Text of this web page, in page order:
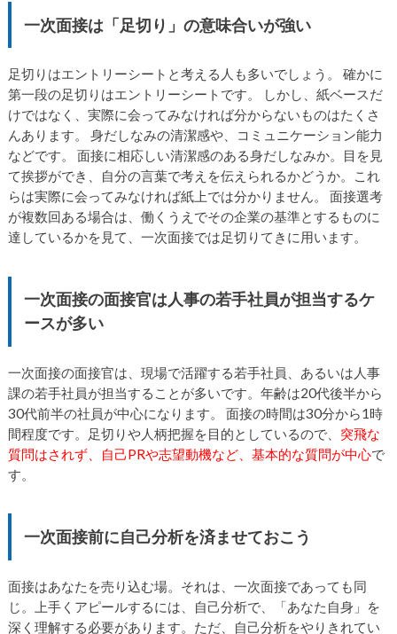
一次面接は「足切り」の意味合いが強い
足切りはエントリーシートと考える人も多いでしょう。 確かに
第一段の足切りはエントリーシートです。 しかし、紙ベースだ
けではなく、実際に会ってみなければ分からないものはたくさ
んあります。 身だしなみの清潔感や、コミュニケーション能力
などです。 面接に相応しい清潔感のある身だしなみか。目を見
て挨拶ができ、自分の言葉で考えを伝えられるかどうか。これ
らは実際に会ってみなければ紙上では分かりません。 面接選考
が複数回ある場合は、働くうえでその企業の基準とするものに
達しているかを見て、一次面接では足切りてきに用います。
一次面接の面接官は人事の若手社員が担当するケ
ースが多い
一次面接の面接官は、現場で活躍する若手社員、あるいは人事
課の若手社員が担当することが多いです。年齢は20代後半から
30代前半の社員が中心になります。 面接の時間は30分から1時
間程度です。足切りや人柄把握を目的としているので、 突飛な
質問はされず、自己PRや志望動機など、基本的な質問が中心で
す。
一次面接前に自己分析を済ませておこう
面接はあなたを売り込む場。それは、一次面接であっても同
じ。上手くアピールするには、自己分析で、「あなた自身」を
深く理解する必要があります。ただ、自己分析をやりきれてい